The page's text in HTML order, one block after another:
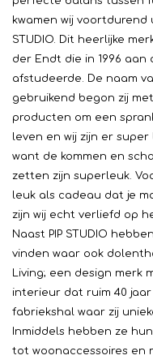
kwamen wij voortdurend
STUDIO. Dit heerlijke
der Endt die in 1996 aan
afstudeerde. De naam
gebruikend begon zij
producten om een
leven en wij zijn er
want de kommen en
zetten zijn superleuk.
leuk als cadeau dat je
zijn wij echt verliefd op
Naast PIP STUDIO
vinden waar ook
Living; een design merk
interieur dat ruim 40
fabriekshal waar zij
Inmiddels hebben ze
tot woonaccessoires en